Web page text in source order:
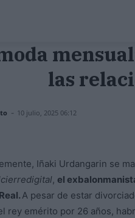
las
- 10 julio, 2025 06:12
Iñaki Urdangarin se
, el
A pesar de estar
rey emérito por 26 años,